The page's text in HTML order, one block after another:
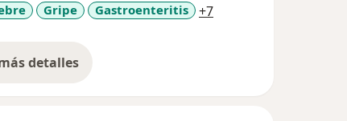
Gripe Gastroenteritis +7a11y_sr_more_diseases
detalles
sobre la experiencia